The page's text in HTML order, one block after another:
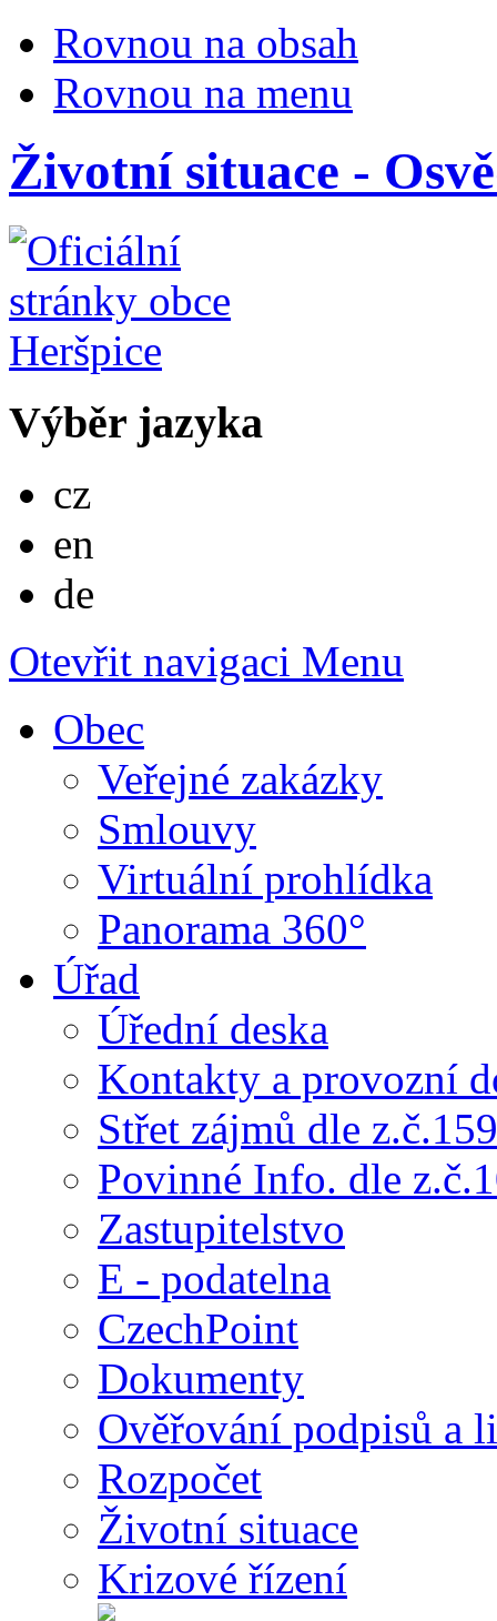
Rovnou na obsah
Rovnou na menu
Životní situace -
Výběr jazyka
cz
en
de
Otevřit navigaci Menu
Obec
Veřejné zakázky
Smlouvy
Virtuální prohlídka
Panorama 360°
Úřad
Úřední deska
Kontakty a provozní
Střet zájmů dle
Povinné Info. dle
Zastupitelstvo
E - podatelna
CzechPoint
Dokumenty
Ověřování podpisů a
Rozpočet
Životní situace
Krizové řízení